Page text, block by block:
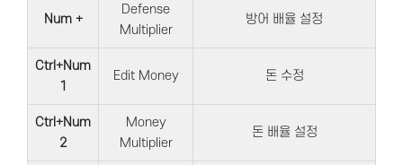
Num +
Defense
Multiplier
방어 배율 설정
Ctrl+Num
1
Edit Money 돈 수정
Ctrl+Num
2
Money
Multiplier
돈 배율 설정